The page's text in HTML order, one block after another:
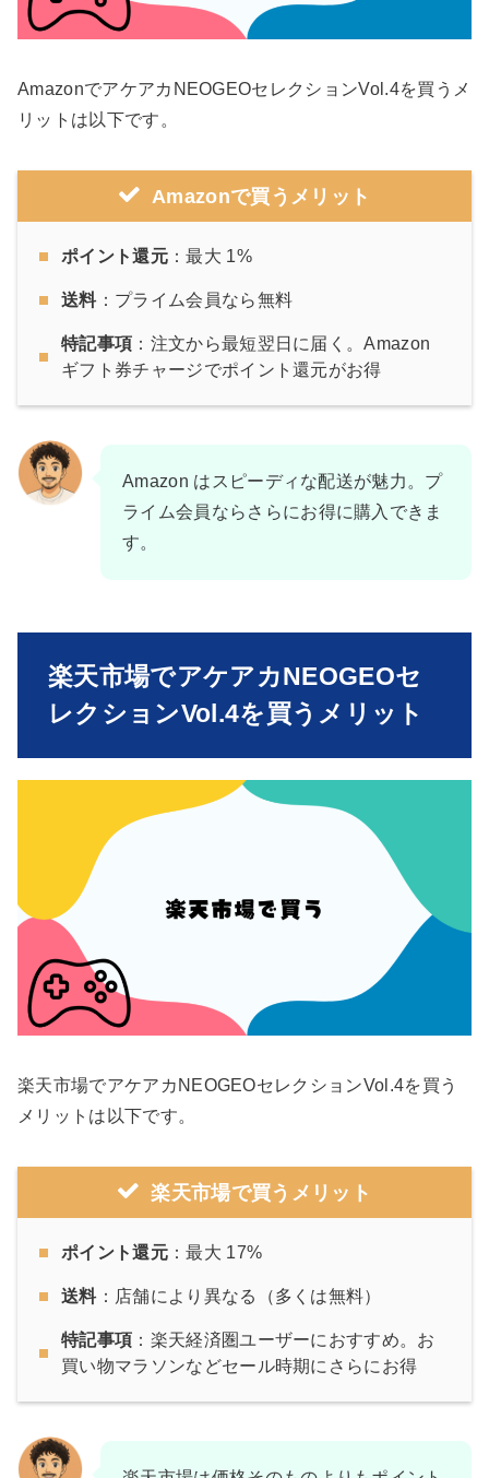
AmazonでアケアカNEOGEOセレクションVol.4を買うメ
リットは以下です。
Amazonで買うメリット
ポイント還元：最大 1%
送料：プライム会員なら無料
特記事項 ：注文から最短翌日に届く。Amazon
ギフト券チャージでポイント還元がお得
Amazon はスピーディな配送が魅力。プ
ライム会員ならさらにお得に購入できま
す。
楽天市場でアケアカNEOGEOセ
レクションVol.4を買うメリット
楽天市場でアケアカNEOGEOセレクションVol.4を買う
メリットは以下です。
楽天市場で買うメリット
ポイント還元：最大 17%
送料：店舗により異なる（多くは無料）
特記事項 ：楽天経済圏ユーザーにおすすめ。お
買い物マラソンなどセール時期にさらにお得